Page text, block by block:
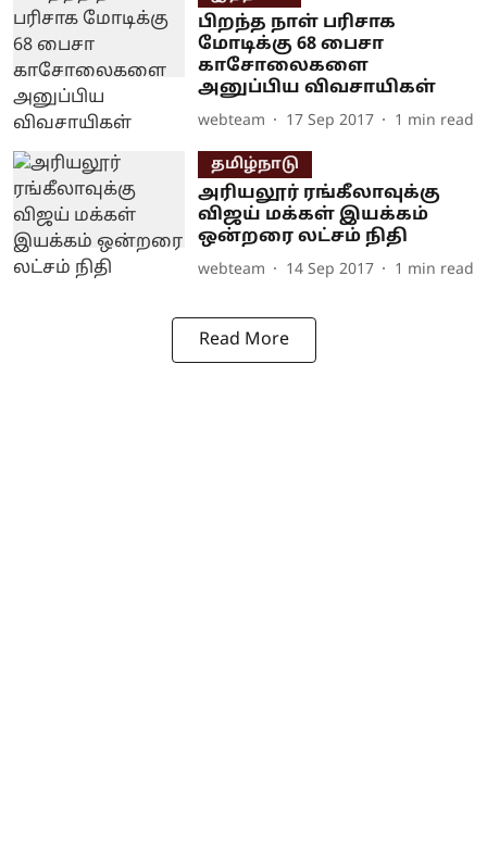
பிறந்த நாள் பரிசாக
மோடிக்கு 68 பைசா
காசோலைகளை
அனுப்பிய விவசாயிகள்
webteam 17 Sep 2017 1 min read
தமிழ்நாடு
அரியலூர் ரங்கீலாவுக்கு
விஜய் மக்கள் இயக்கம்
ஒன்றரை லட்சம் நிதி
webteam 14 Sep 2017 1 min read
Read More